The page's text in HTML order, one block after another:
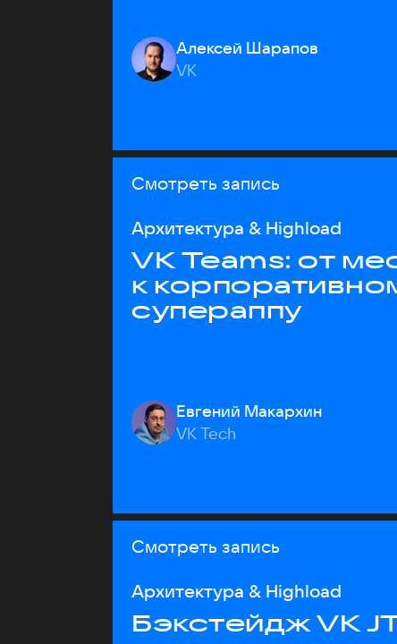
Алексей Шарапов
VK
Смотреть запись
Архитектура & Highload
VK Teams: от
к
супераппу
Евгений Макархин
VK Tech
Смотреть запись
Архитектура & Highload
Бэкстейдж VK